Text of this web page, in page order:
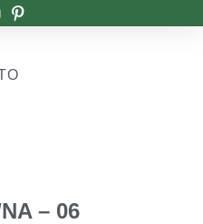
– 06